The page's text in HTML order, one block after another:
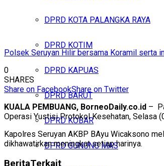
DPRD KOTA PALANGKA RAYA
DPRD KOTIM
DPRD KAPUAS
DPRD BARUT
DPRD KOBAR
DPRD GUNUNG MAS
Polsek Seruyan Hilir bersama Koramil serta
0
SHARES
Share on FacebookShare on Twitter
KUALA PEMBUANG, BorneoDaily.co.id –
Operasi Yustisi Protokol Kesehatan, Selasa
Kapolres Seruyan AKBP BAyu Wicaksono
dikhawatirkan meningkat setiap harinya.
BeritaTerkait